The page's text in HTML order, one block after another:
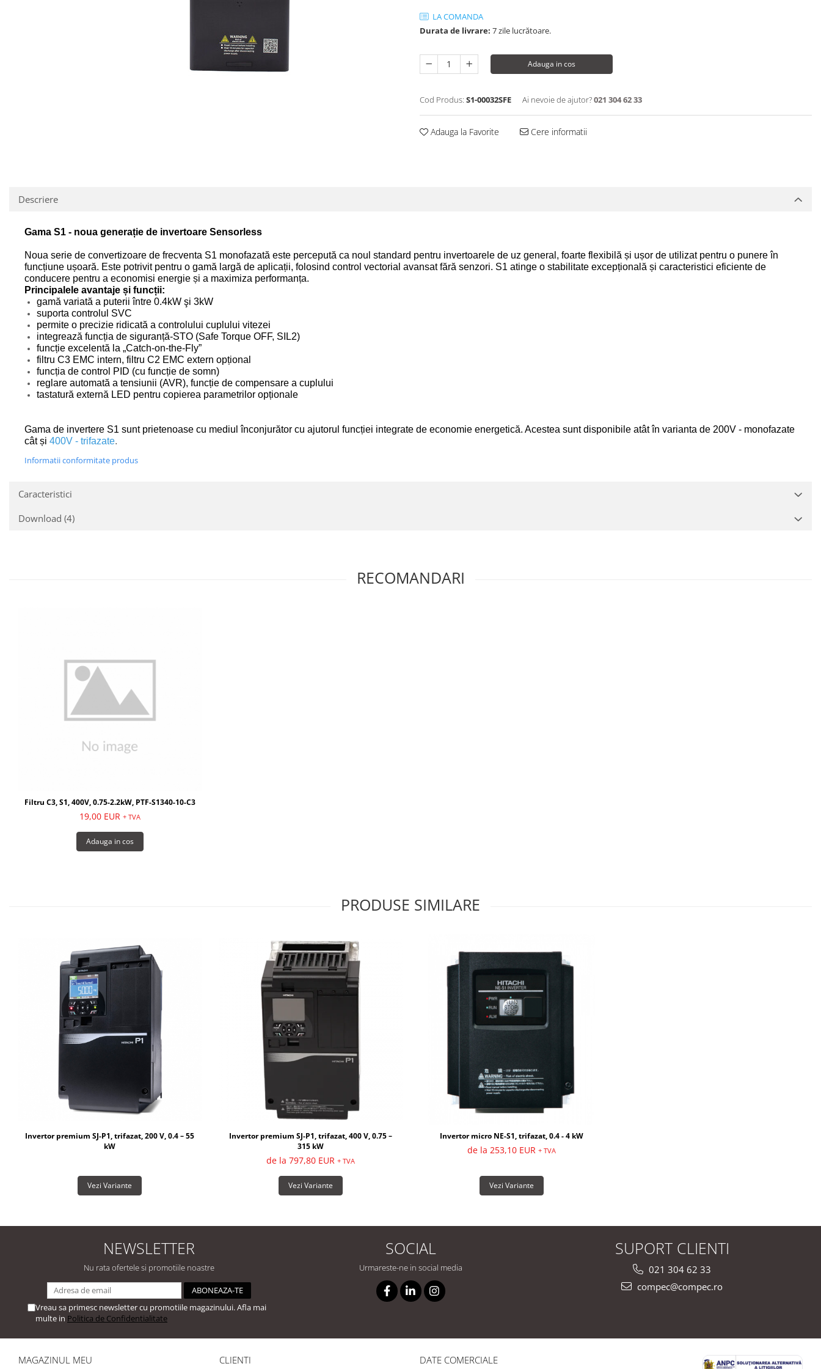
LA COMANDA
Durata de livrare: 7 zile lucrătoare.
Adauga in cos
Cod Produs: S1-00032SFE Ai nevoie de ajutor?021 304 62 33
Adauga la Favorite Cere informatii
Descriere
Gama S1 - noua generație de invertoare Sensorless
Noua serie de convertizoare de frecventa S1 monofazată este percepută ca noul standard pentru invertoarele de uz general, foarte flexibilă și ușor de utilizat pentru o punere în
funcțiune ușoară. Este potrivit pentru o gamă largă de aplicații, folosind control vectorial avansat fără senzori. S1 atinge o stabilitate excepțională și caracteristici eficiente de
conducere pentru a economisi energie și a maximiza performanța.
Principalele avantaje și funcții:
gamă variată a puterii între 0.4kW şi 3kW
suporta controlul SVC
permite o precizie ridicată a controlului cuplului vitezei
integrează funcția de siguranță-STO (Safe Torque OFF, SIL2)
funcție excelentă la „Catch-on-the-Fly”
filtru C3 EMC intern, filtru C2 EMC extern opțional
funcția de control PID (cu funcție de somn)
reglare automată a tensiunii (AVR), funcție de compensare a cuplului
tastatură externă LED pentru copierea parametrilor opționale
Gama de invertere S1 sunt prietenoase cu mediul înconjurător cu ajutorul funcției integrate de economie energetică. Acestea sunt disponibile atât în varianta de 200V - monofazate
cât și 400V - trifazate.
Informatii conformitate produs
Caracteristici
Download (4)
RECOMANDARI
Filtru C3, S1, 400V, 0.75-2.2kW, PTF-S1340-10-C3
19,00 EUR + TVA
Adauga in cos
PRODUSE SIMILARE
Invertor premium SJ-P1, trifazat, 200 V, 0.4 – 55
kW
Vezi Variante
Invertor premium SJ-P1, trifazat, 400 V, 0.75 –
315 kW
de la 797,80 EUR + TVA
Vezi Variante
Invertor micro NE-S1, trifazat, 0.4 - 4 kW
de la 253,10 EUR + TVA
Vezi Variante
NEWSLETTER
Nu rata ofertele si promotiile noastre
Vreau sa primesc newsletter cu promotiile magazinului. Afla mai
multe in Politica de Confidentialitate
SOCIAL
Urmareste-ne in social media
SUPORT CLIENTI
021 304 62 33
compec@compec.ro
MAGAZINUL MEU CLIENTI DATE COMERCIALE